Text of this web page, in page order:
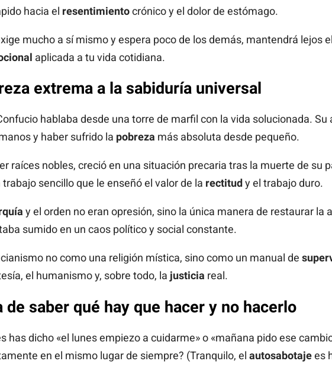
hacia el resentimientocrónico y el dolor de estómago.
mucho a sí mismo y espera poco de los demás, mantendrá lejos
aplicada a tu vida cotidiana.
extrema a la sabiduría universal
hablaba desde una torre de marfil con la vida solucionada.
y haber sufrido la pobreza más absoluta desde pequeño.
raíces nobles, creció en una situación precaria tras la muerte de su
trabajo sencillo que le enseñó el valor de la rectitud y el trabajo duro.
y el orden no eran opresión, sino la única manera de restaurar la
sumido en un caos político y social constante.
no como una religión mística, sino como un manual de
el humanismo y, sobre todo, la justicia real.
de saber qué hay que hacer y no hacerlo
has dicho «el lunes empiezo a cuidarme» o «mañana pido ese
en el mismo lugar de siempre? (Tranquilo, el autosabotajees